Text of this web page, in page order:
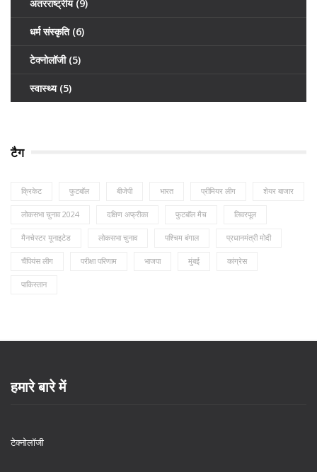
अंतरराष्ट्रीय (9)
धर्म संस्कृति (6)
टेक्नोलॉजी (5)
स्वास्थ्य (5)
टैग
क्रिकेट फुटबॉल बीजेपी भारत प्रीमियर लीग शेयर बाजार
लोकसभा चुनाव 2024 दक्षिण अफ्रीका फुटबॉल मैच लिवरपूल
मैनचेस्टर यूनाइटेड लोकसभा चुनाव पश्चिम बंगाल प्रधानमंत्री मोदी
चैंपियंस लीग परीक्षा परिणाम भाजपा मुंबई कांग्रेस
पाकिस्तान
हमारे बारे में
टेक्नोलॉजी